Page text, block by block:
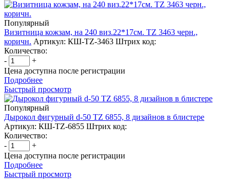
Популярный
Визитница кожзам, на 240 виз.22*17см. TZ 3463 черн.,
коричн. Артикул: КШ-TZ-3463 Штрих код:
Количество:
-
+
Цена доступна после регистрации
Подробнее
Быстрый просмотр
Популярный
Дырокол фигурный d-50 TZ 6855, 8 дизайнов в блистере
Артикул: КШ-TZ-6855 Штрих код:
Количество:
-
+
Цена доступна после регистрации
Подробнее
Быстрый просмотр